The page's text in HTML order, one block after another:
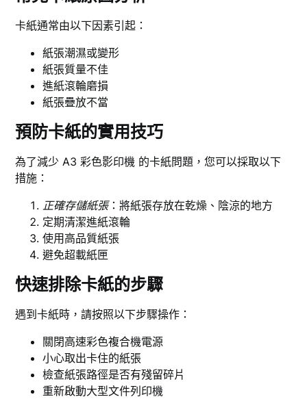
卡紙通常由以下因素引起：
紙張潮濕或變形
紙張質量不佳
進紙滾輪磨損
紙張疊放不當
預防卡紙的實用技巧
為了減少 A3 彩色影印機 的卡紙問題，您可以採取以下
措施：
正確存儲紙張：將紙張存放在乾燥、陰涼的地方
定期清潔進紙滾輪
使用高品質紙張
避免超載紙匣
快速排除卡紙的步驟
遇到卡紙時，請按照以下步驟操作：
關閉高速彩色複合機電源
小心取出卡住的紙張
檢查紙張路徑是否有殘留碎片
重新啟動大型文件列印機